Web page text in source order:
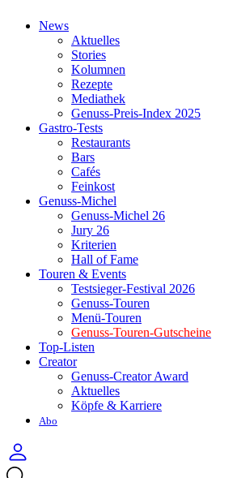
News
Aktuelles
Stories
Kolumnen
Rezepte
Mediathek
Genuss-Preis-Index 2025
Gastro-Tests
Restaurants
Bars
Cafés
Feinkost
Genuss-Michel
Genuss-Michel 26
Jury 26
Kriterien
Hall of Fame
Touren & Events
Testsieger-Festival 2026
Genuss-Touren
Menü-Touren
Genuss-Touren-Gutscheine
Top-Listen
Creator
Genuss-Creator Award
Aktuelles
Köpfe & Karriere
Abo
Anmelden
Menü
Suchen